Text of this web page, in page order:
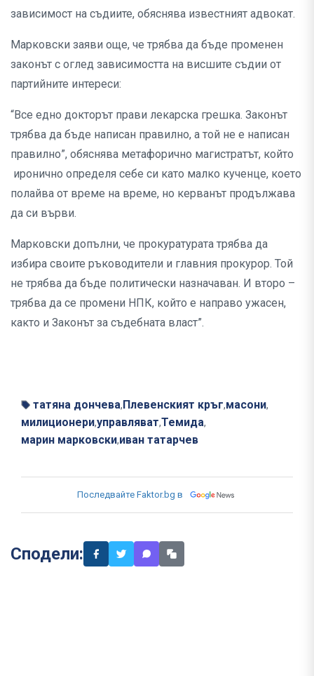
зависимост на съдиите, обяснява известният адвокат.
Марковски заяви още, че трябва да бъде променен
законът с оглед зависимостта на висшите съдии от
партийните интереси:
“Все едно докторът прави лекарска грешка. Законът
трябва да бъде написан правилно, а той не е написан
правилно”, обяснява метафорично магистратът, който
иронично определя себе си като малко кученце, което
полайва от време на време, но керванът продължава
да си върви.
Марковски допълни, че прокуратурата трябва да
избира своите ръководители и главния прокурор. Той
не трябва да бъде политически назначаван. И второ –
трябва да се промени НПК, който е направо ужасен,
както и Законът за съдебната власт”.
татяна дончева, Плевенският кръг,масони,
милиционери,управляват,Темида,
марин марковски,иван татарчев
Последвайте Faktor.bg в
Сподели: